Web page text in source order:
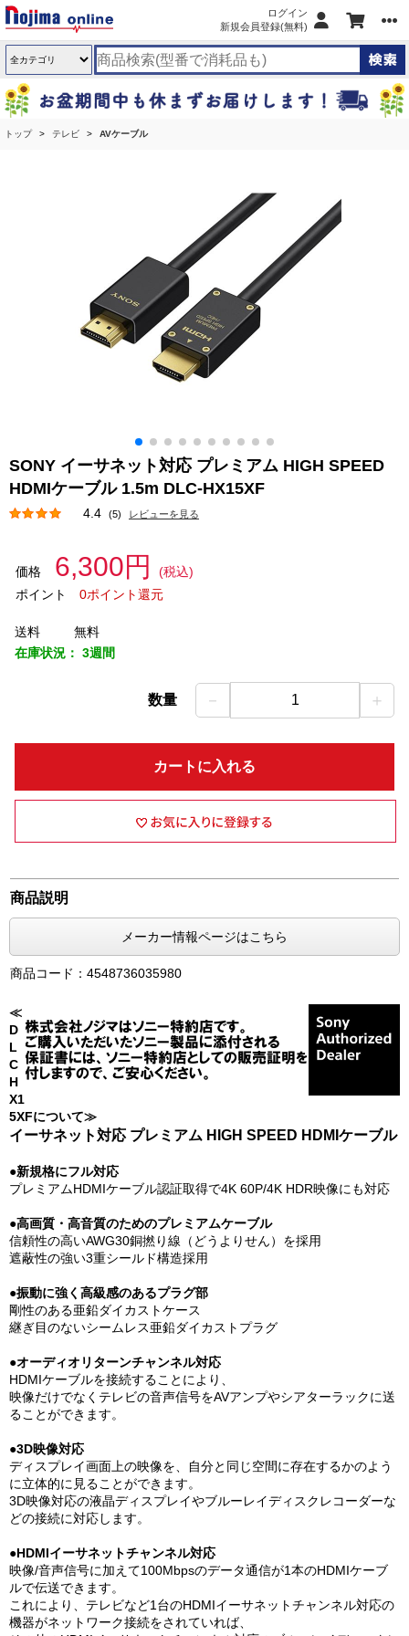
ログイン
新規会員登録(無料)
トップ テレビ AVケーブル
SONY イーサネット対応 プレミアム HIGH SPEED
HDMIケーブル 1.5m DLC-HX15XF
4.4 (5) レビューを見る
価格 6,300円
(税込)
ポイント
0ポイント還元
送料
無料
在庫状況： 3週間
数量 － 1 ＋
カートに入れる
商品説明
メーカー情報ページはこちら
商品コード：4548736035980
≪
D
L
C
H
X1
5XFについて≫
イーサネット対応 プレミアム HIGH SPEED HDMIケーブル
●新規格にフル対応
プレミアムHDMIケーブル認証取得で4K 60P/4K HDR映像にも対応
●高画質・高音質のためのプレミアムケーブル
信頼性の高いAWG30銅撚り線（どうよりせん）を採用
遮蔽性の強い3重シールド構造採用
●振動に強く高級感のあるプラグ部
剛性のある亜鉛ダイカストケース
継ぎ目のないシームレス亜鉛ダイカストプラグ
●オーディオリターンチャンネル対応
HDMIケーブルを接続することにより、
映像だけでなくテレビの音声信号をAVアンプやシアターラックに送
ることができます。
●3D映像対応
ディスプレイ画面上の映像を、自分と同じ空間に存在するかのよう
に立体的に見ることができます。
3D映像対応の液晶ディスプレイやブルーレイディスクレコーダーな
どの接続に対応します。
●HDMIイーサネットチャンネル対応
映像/音声信号に加えて100Mbpsのデータ通信が1本のHDMIケーブ
ルで伝送できます。
これにより、テレビなど1台のHDMIイーサネットチャンネル対応の
機器がネットワーク接続をされていれば、